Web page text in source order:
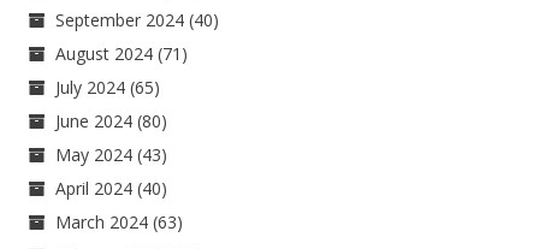
September 2024 (40)
August 2024 (71)
July 2024 (65)
June 2024 (80)
May 2024 (43)
April 2024 (40)
March 2024 (63)